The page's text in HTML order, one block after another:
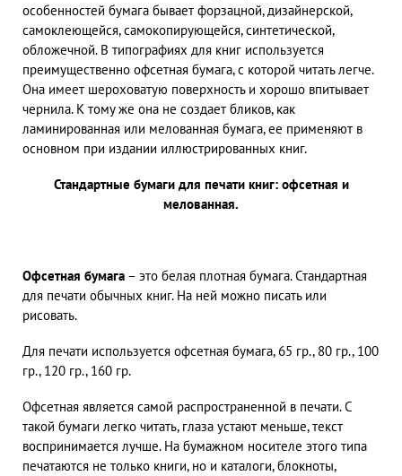
особенностей бумага бывает форзацной, дизайнерской,
самоклеющейся, самокопирующейся, синтетической,
обложечной. В типографиях для книг используется
преимущественно офсетная бумага, с которой читать легче.
Она имеет шероховатую поверхность и хорошо впитывает
чернила. К тому же она не создает бликов, как
ламинированная или мелованная бумага, ее применяют в
основном при издании иллюстрированных книг.
Стандартные бумаги для печати книг: офсетная и
мелованная.
Офсетная бумага – это белая плотная бумага. Стандартная
для печати обычных книг. На ней можно писать или
рисовать.
Для печати используется офсетная бумага, 65 гр., 80 гр., 100
гр., 120 гр., 160 гр.
Офсетная является самой распространенной в печати. С
такой бумаги легко читать, глаза устают меньше, текст
воспринимается лучше. На бумажном носителе этого типа
печатаются не только книги, но и каталоги, блокноты,